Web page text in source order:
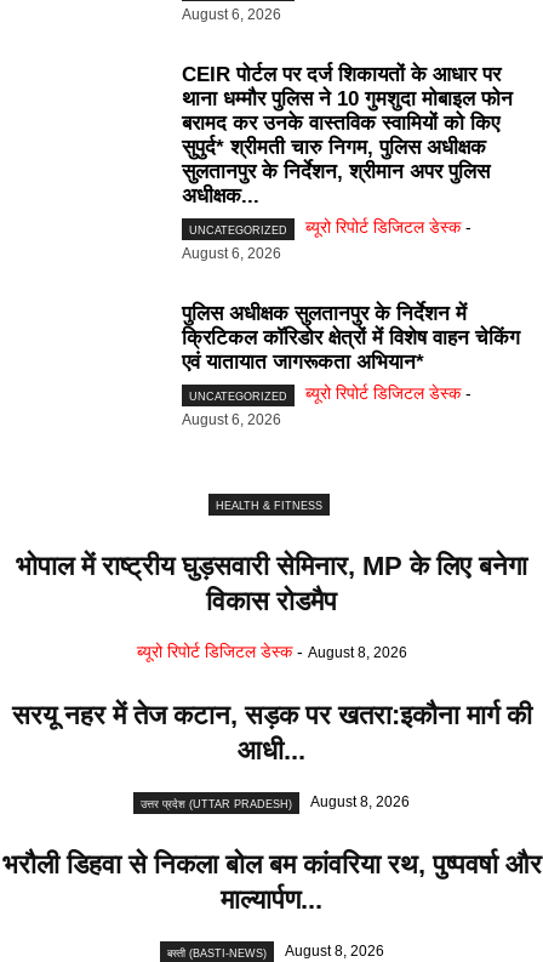
August 6, 2026
CEIR पोर्टल पर दर्ज शिकायतों के आधार पर
थाना धम्मौर पुलिस ने 10 गुमशुदा मोबाइल फोन
बरामद कर उनके वास्तविक स्वामियों को किए
सुपुर्द* श्रीमती चारु निगम, पुलिस अधीक्षक
सुलतानपुर के निर्देशन, श्रीमान अपर पुलिस
अधीक्षक...
UNCATEGORIZED ब्यूरो रिपोर्ट डिजिटल डेस्क -
August 6, 2026
पुलिस अधीक्षक सुलतानपुर के निर्देशन में
क्रिटिकल कॉरिडोर क्षेत्रों में विशेष वाहन चेकिंग
एवं यातायात जागरूकता अभियान*
UNCATEGORIZED ब्यूरो रिपोर्ट डिजिटल डेस्क -
August 6, 2026
HEALTH & FITNESS
भोपाल में राष्ट्रीय घुड़सवारी सेमिनार, MP के लिए बनेगा
विकास रोडमैप
ब्यूरो रिपोर्ट डिजिटल डेस्क - August 8, 2026
सरयू नहर में तेज कटान, सड़क पर खतरा:इकौना मार्ग की
आधी...
उत्तर प्रदेश (UTTAR PRADESH) August 8, 2026
भरौली डिहवा से निकला बोल बम कांवरिया रथ, पुष्पवर्षा और
माल्यार्पण...
बस्ती (BASTI-NEWS) August 8, 2026